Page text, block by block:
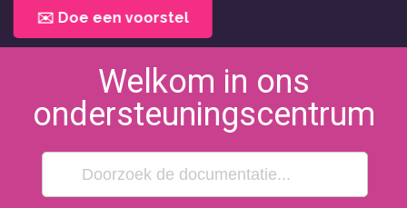
✉️ Doe een voorstel
Welkom in ons
ondersteuningscentrum